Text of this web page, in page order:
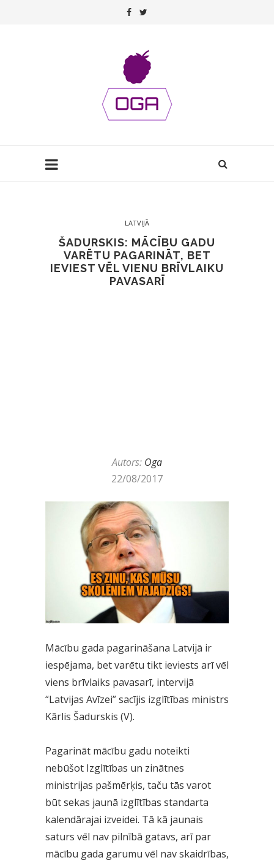
LATVIJĀ
ŠADURSKIS: MĀCĪBU GADU
VARĒTU PAGARINĀT, BET
IEVIEST VĒL VIENU BRĪVLAIKU
PAVASARĪ
Autors: Oga
22/08/2017
Mācību gada pagarināšana Latvijā ir
iespējama, bet varētu tikt ieviests arī vēl
viens brīvlaiks pavasarī, intervijā
“Latvijas Avīzei” sacījis izglītības ministrs
Kārlis Šadurskis (V).
Pagarināt mācību gadu noteikti
nebūšot Izglītības un zinātnes
ministrijas pašmērķis, taču tās varot
būt sekas jaunā izglītības standarta
kalendārajai izveidei. Tā kā jaunais
saturs vēl nav pilnībā gatavs, arī par
mācību gada garumu vēl nav skaidrības,